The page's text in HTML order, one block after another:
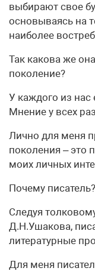
выбирают свое
основываясь на
наиболее
Так какова же
поколение?
У каждого из нас
Мнение у всех
Лично для меня
поколения – это
моих личных
Почему писатель?
Следуя
Д.Н.Ушакова,
литературные
Для меня